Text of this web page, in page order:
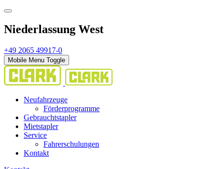
Niederlassung West
+49 2065 49917-0
Mobile Menu Toggle
Neufahrzeuge
Förderprogramme
Gebrauchtstapler
Mietstapler
Service
Fahrerschulungen
Kontakt